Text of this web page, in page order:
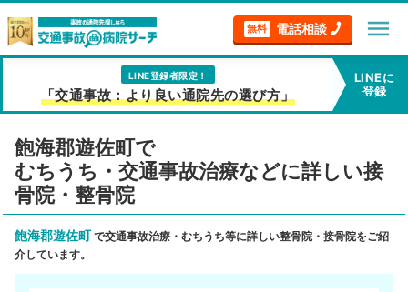
無料 電話相談 menu
LINE登録者限定！
「交通事故：より良い通院先の選び方」
LINEに
登録
飽海郡遊佐町で
むちうち・交通事故治療などに詳しい接
骨院・整骨院
飽海郡遊佐町で交通事故治療・むちうち等に詳しい整骨院・接骨院をご紹
介しています。